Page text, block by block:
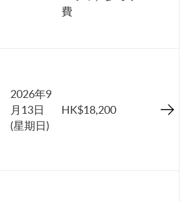
費
2026年9
月13日
(星期日)
HK$18,200